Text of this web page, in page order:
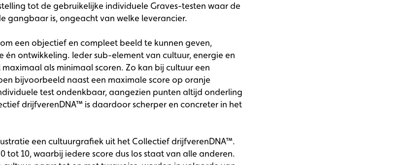
tot de gebruikelijke individuele Graves-testen waar de
gangbaar is, ongeacht van welke leverancier.
een objectief en compleet beeld te kunnen geven,
én ontwikkeling. Ieder sub-element van cultuur, energie en
als minimaal scoren. Zo kan bij cultuur een
bijvoorbeeld naast een maximale score op oranje
test ondenkbaar, aangezien punten altijd onderling
drijfverenDNA™ is daardoor scherper en concreter in het
een cultuurgrafiek uit het Collectief drijfverenDNA™.
tot 10, waarbij iedere score dus los staat van alle anderen.